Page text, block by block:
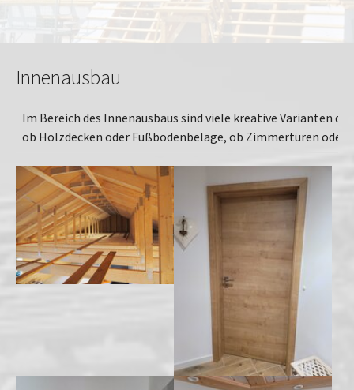
Innenausbau
Im Bereich des Innenausbaus sind viele kreative Varianten
ob Holzdecken oder Fußbodenbeläge, ob Zimmertüren oder